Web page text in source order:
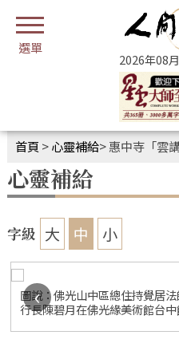
2026年08
首頁 >心靈補給>惠中寺「雲講堂如
心靈補給
字級 大 中 小
圖說：佛光山中區總住持覺居
行長陳碧月在佛光緣美術館台
‹